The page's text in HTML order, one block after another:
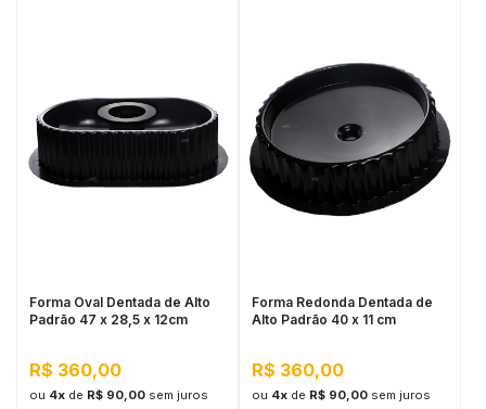
Forma Oval Dentada de Alto
Padrão 47 x 28,5 x 12cm
R$ 360,00
ou 4xde R$ 90,00 sem juros
Forma Redonda Dentada de
Alto Padrão 40 x 11 cm
R$ 360,00
ou 4xde R$ 90,00 sem juros